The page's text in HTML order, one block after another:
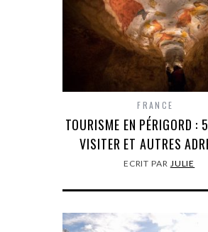
FRANCE
TOURISME EN PÉRIGORD :
VISITER ET AUTRES
ECRIT PAR JULIE